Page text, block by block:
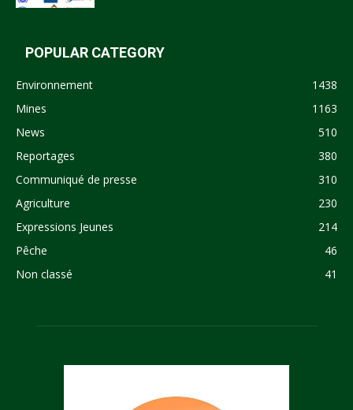
POPULAR CATEGORY
Environnement
1438
Mines
1163
News
510
Reportages
380
Communiqué de presse
310
Agriculture
230
Expressions Jeunes
214
Pêche
46
Non classé
41